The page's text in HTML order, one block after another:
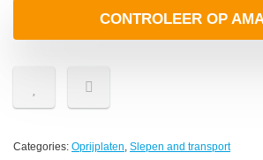
CONTROLEER OP
Categories: Oprijplaten, Slepen and transport